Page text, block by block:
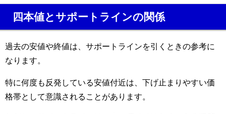
四本値とサポートラインの関係
過去の安値や終値は、サポートラインを引くときの参考に
なります。
特に何度も反発している安値付近は、下げ止まりやすい価
格帯として意識されることがあります。